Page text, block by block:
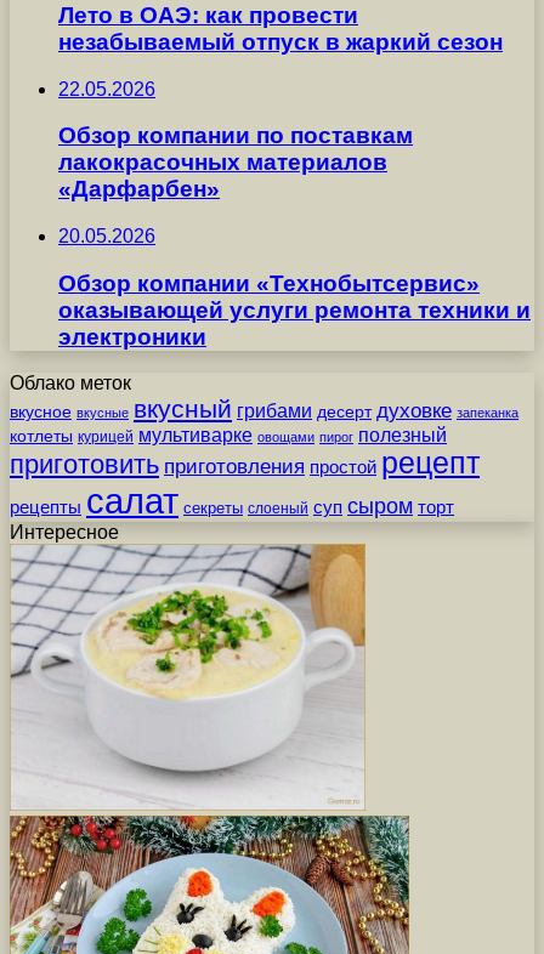
Лето в ОАЭ: как провести
незабываемый отпуск в жаркий сезон
22.05.2026
Обзор компании по поставкам
лакокрасочных материалов
«Дарфарбен»
20.05.2026
Обзор компании «Технобытсервис»
оказывающей услуги ремонта техники и
электроники
Облако меток
вкусное вкусные вкусный грибами десерт духовке запеканка
котлеты курицей мультиварке овощами пирог полезный
приготовить приготовления простой рецепт
рецепты салат секреты слоеный суп сыром торт
Интересное